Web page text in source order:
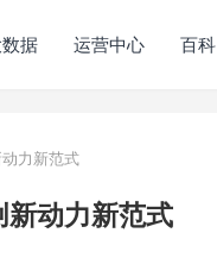
据 运营中心 百科
力新范式
新动力新范式